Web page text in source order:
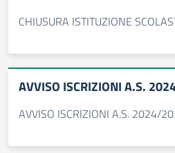
CHIUSURA ISTITUZIONE
AVVISO ISCRIZIONI A.S.
AVVISO ISCRIZIONI A.S. 2024/